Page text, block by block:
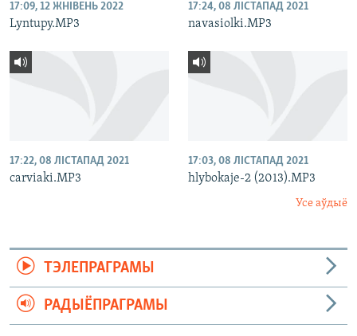
17:09, 12 ЖНІВЕНЬ 2022
Lyntupy.MP3
17:24, 08 ЛІСТАПАД 2021
navasiolki.MP3
17:22, 08 ЛІСТАПАД 2021
carviaki.MP3
17:03, 08 ЛІСТАПАД 2021
hlybokaje-2 (2013).MP3
Усе аўдыё
ТЭЛЕПРАГРАМЫ
РАДЫЁПРАГРАМЫ